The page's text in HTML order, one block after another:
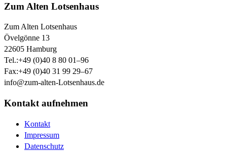
Zum Alten Lotsenhaus
Zum Alten Lotsenhaus
Övelgönne 13
22605 Hamburg
Tel.:+49 (0)40 8 80 01–96
Fax:+49 (0)40 31 99 29–67
info@zum-alten-Lotsenhaus.de
Kontakt aufnehmen
Kontakt
Impressum
Datenschutz